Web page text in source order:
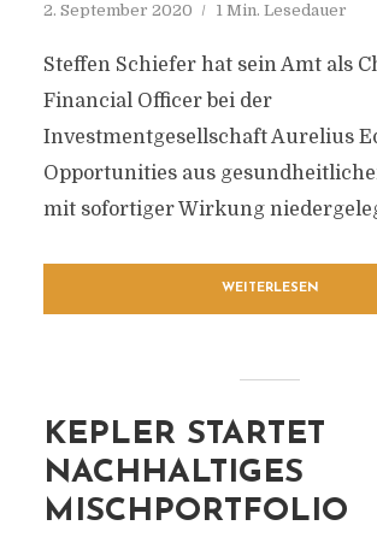
2. September 2020 1 Min. Lesedauer
Steffen Schiefer hat sein Amt als
Financial Officer bei der
Investmentgesellschaft Aurelius
Opportunities aus
mit sofortiger Wirkung
WEITERLESEN
KEPLER STARTET
NACHHALTIGES
MISCHPORTFOLIO